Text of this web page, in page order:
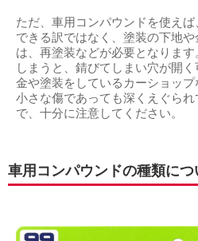
ただ、車用コンパウンドを使え
できる訳ではなく、塗装の下地
は、再塗装などが必要となりま
しまうと、錆びてしまい穴が開
金や塗装をしているカーショップ
小さな傷であっても深くえぐら
で、十分に注意してください。
車用コンパウンドの種類につ